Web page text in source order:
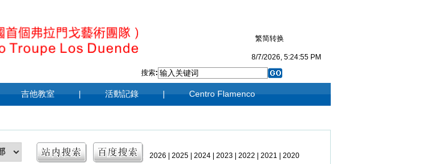
繁简转换
8/7/2026, 5:24:55 PM
搜索:
吉他教室 | 活動記錄 | Centro Flamenco
2026 2025 2024 2023 2022 2021 2020